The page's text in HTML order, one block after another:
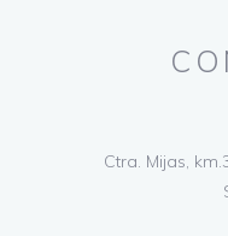
Ctra. Mijas,